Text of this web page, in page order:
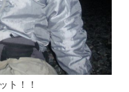
ト！！